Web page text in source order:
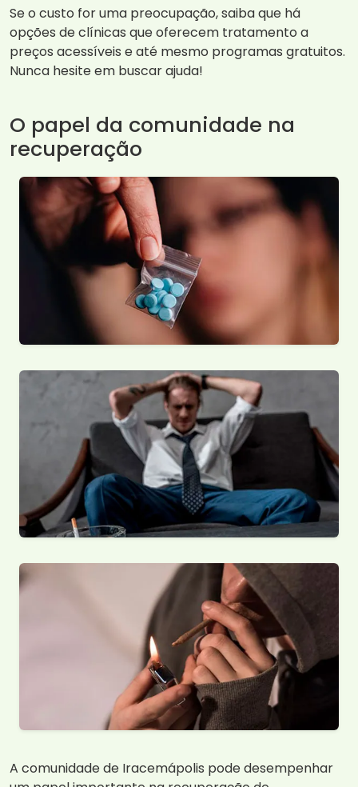
Se o custo for uma preocupação, saiba que há
opções de clínicas que oferecem tratamento a
preços acessíveis e até mesmo programas gratuitos.
Nunca hesite em buscar ajuda!
O papel da comunidade na
recuperação
A comunidade de Iracemápolis pode desempenhar